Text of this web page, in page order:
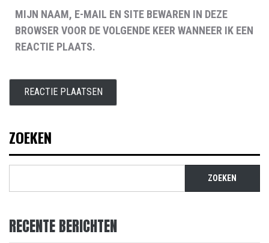
MIJN NAAM, E-MAIL EN SITE BEWAREN IN DEZE
BROWSER VOOR DE VOLGENDE KEER WANNEER IK EEN
REACTIE PLAATS.
ZOEKEN
ZOEKEN
RECENTE BERICHTEN